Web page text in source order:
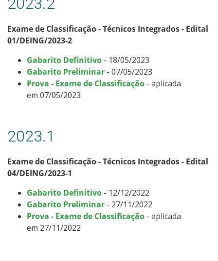
Exame de Classificação - Técnicos Integrados - Edital
01/DEING/2023-2
Gabarito Definitivo - 18/05/2023
Gabarito Preliminar - 07/05/2023
Prova - Exame de Classificação - aplicada
em 07/05/2023
2023.1
Exame de Classificação - Técnicos Integrados - Edital
04/DEING/2023-1
Gabarito Definitivo - 12/12/2022
Gabarito Preliminar - 27/11/2022
Prova - Exame de Classificação - aplicada
em 27/11/2022